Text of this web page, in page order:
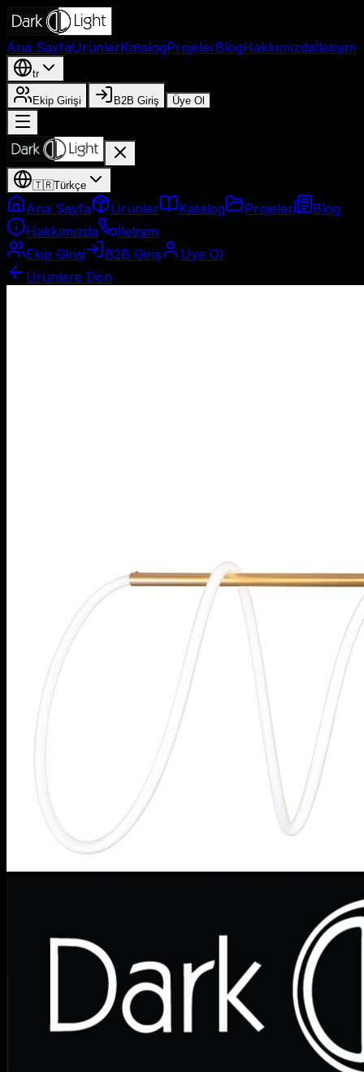
Ana SayfaÜrünlerKatalogProjelerBlogHakkımızdaİletişim
tr
Ekip Girişi B2B Giriş Üye Ol
🇹🇷Türkçe
Ana Sayfa Ürünler Katalog Projeler
Blog
Hakkımızda
İletişim
Ekip Girişi
B2B Giriş
Üye Ol
Ürünlere Dön